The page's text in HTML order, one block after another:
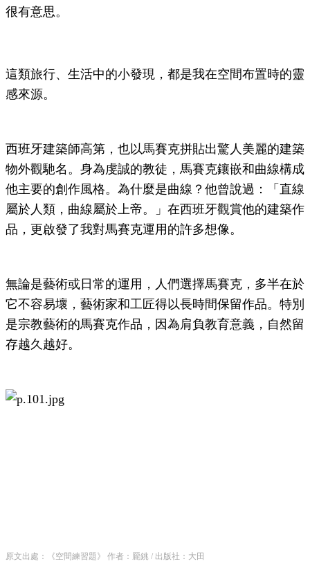
很有意思。
這類旅行、生活中的小發現，都是我在空間布置時的靈
感來源。
西班牙建築師高第，也以馬賽克拼貼出驚人美麗的建築
物外觀馳名。身為虔誠的教徒，馬賽克鑲嵌和曲線構成
他主要的創作風格。為什麼是曲線？他曾說過：「直線
屬於人類，曲線屬於上帝。」在西班牙觀賞他的建築作
品，更啟發了我對馬賽克運用的許多想像。
無論是藝術或日常的運用，人們選擇馬賽克，多半在於
它不容易壞，藝術家和工匠得以長時間保留作品。特別
是宗教藝術的馬賽克作品，因為肩負教育意義，自然留
存越久越好。
原文出處：《空間練習題》 作者：龎銚 / 出版社：大田